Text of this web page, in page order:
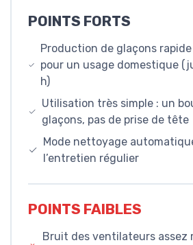
POINTS FORTS
Production de glaçons
pour un usage domestique
h)
Utilisation très simple : un
glaçons, pas de prise de tête
Mode nettoyage
l’entretien régulier
POINTS FAIBLES
Bruit des ventilateurs assez